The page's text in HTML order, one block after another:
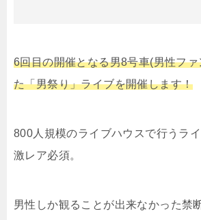
6回目の開催となる男8号車(男性フ
た「男祭り」ライブを開催します！
800人規模のライブハウスで行うラ
激レア必須。
男性しか観ることが出来なかった禁